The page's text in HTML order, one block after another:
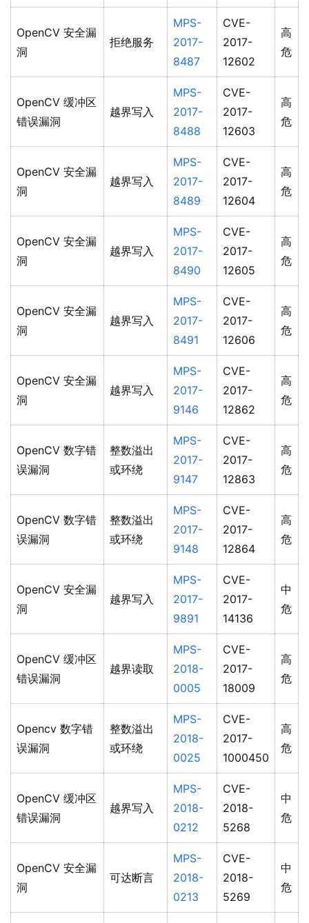
OpenCV 安全漏
洞
拒绝服务
MPS-
2017-
8487
CVE-
2017-
12602
高
危
OpenCV 缓冲区
错误漏洞
越界写入
MPS-
2017-
8488
CVE-
2017-
12603
高
危
OpenCV 安全漏
洞
越界写入
MPS-
2017-
8489
CVE-
2017-
12604
高
危
OpenCV 安全漏
洞
越界写入
MPS-
2017-
8490
CVE-
2017-
12605
高
危
OpenCV 安全漏
洞
越界写入
MPS-
2017-
8491
CVE-
2017-
12606
高
危
OpenCV 安全漏
洞
越界写入
MPS-
2017-
9146
CVE-
2017-
12862
高
危
OpenCV 数字错
误漏洞
整数溢出
或环绕
MPS-
2017-
9147
CVE-
2017-
12863
高
危
OpenCV 数字错
误漏洞
整数溢出
或环绕
MPS-
2017-
9148
CVE-
2017-
12864
高
危
OpenCV 安全漏
洞
越界写入
MPS-
2017-
9891
CVE-
2017-
14136
中
危
OpenCV 缓冲区
错误漏洞
越界读取
MPS-
2018-
0005
CVE-
2017-
18009
高
危
Opencv 数字错
误漏洞
整数溢出
或环绕
MPS-
2018-
0025
CVE-
2017-
1000450
高
危
OpenCV 缓冲区
错误漏洞
越界写入
MPS-
2018-
0212
CVE-
2018-
5268
中
危
OpenCV 安全漏
洞
可达断言
MPS-
2018-
0213
CVE-
2018-
5269
中
危